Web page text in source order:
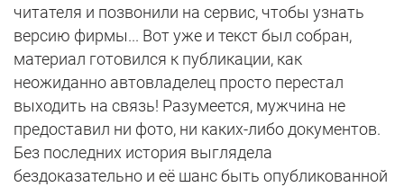
читателя и позвонили на сервис, чтобы узнать
версию фирмы... Вот уже и текст был собран,
материал готовился к публикации, как
неожиданно автовладелец просто перестал
выходить на связь! Разумеется, мужчина не
предоставил ни фото, ни каких-либо документов.
Без последних история выглядела
бездоказательно и её шанс быть опубликованной